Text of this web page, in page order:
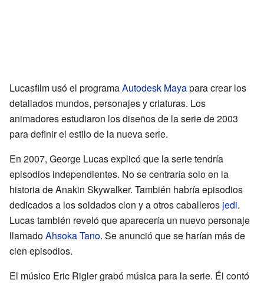
Lucasfilm usó el programaAutodesk Mayapara crear los
detallados mundos, personajes y criaturas. Los
animadores estudiaron los diseños de la serie de 2003
para definir el estilo de la nueva serie.
En 2007, George Lucas explicó que la serie tendría
episodios independientes. No se centraría solo en la
historia de Anakin Skywalker. También habría episodios
dedicados a los soldados clon y a otros caballeros jedi.
Lucas también reveló que aparecería un nuevo personaje
llamadoAhsoka Tano. Se anunció que se harían más de
cien episodios.
El músico Eric Rigler grabó música para la serie. Él contó